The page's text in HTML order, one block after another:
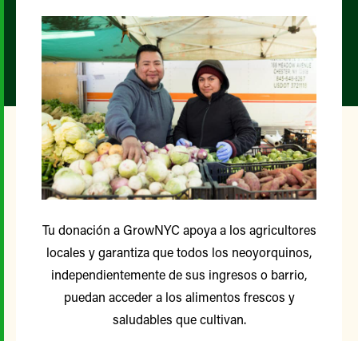
Tu donación a GrowNYC apoya a los agricultores
locales y garantiza que todos los neoyorquinos,
independientemente de sus ingresos o barrio,
puedan acceder a los alimentos frescos y
saludables que cultivan.